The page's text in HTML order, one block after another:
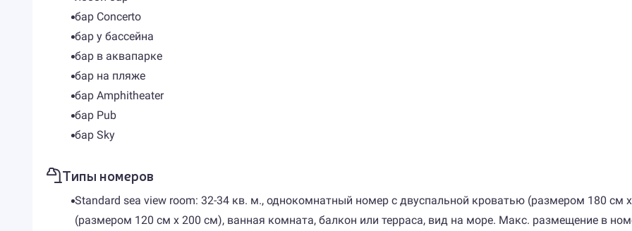
бар Concerto
бар у бассейна
бар в аквапарке
бар на пляже
бар Amphitheater
бар Pub
бар Sky
Типы номеров
Standard sea view room: 32-34 кв. м., однокомнатный номер с двуспальной кроватью (размером 180
(размером 120 см х 200 см), ванная комната, балкон или терраса, вид на море. Макс. размещение в